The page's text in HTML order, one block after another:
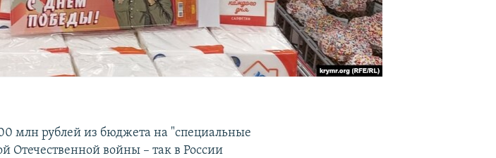
млн рублей из бюджета на "специальные
Отечественной войны – так в России